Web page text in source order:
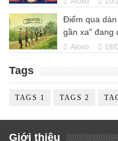
Điểm qua
gần xa" đang
Aloxo 18/
Tags
TAGS 1 TAGS 2
Giới thiệu